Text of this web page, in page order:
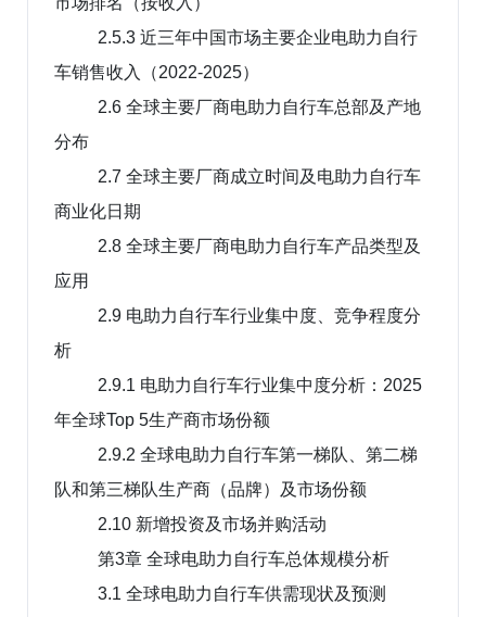
2.5.3 近三年中国市场主要企业电助力自行
车销售收入（2022-2025）
2.6 全球主要厂商电助力自行车总部及产地
分布
2.7 全球主要厂商成立时间及电助力自行车
商业化日期
2.8 全球主要厂商电助力自行车产品类型及
应用
2.9 电助力自行车行业集中度、竞争程度分
析
2.9.1 电助力自行车行业集中度分析：2025
年全球Top 5生产商市场份额
2.9.2 全球电助力自行车第一梯队、第二梯
队和第三梯队生产商（品牌）及市场份额
2.10 新增投资及市场并购活动
第3章 全球电助力自行车总体规模分析
3.1 全球电助力自行车供需现状及预测